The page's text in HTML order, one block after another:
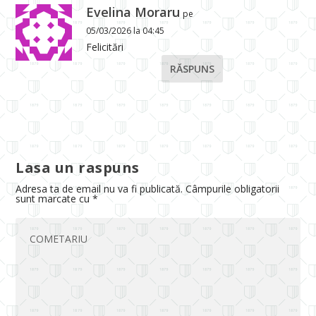
Evelina Moraru pe
05/03/2026 la 04:45
Felicitări
RĂSPUNS
Lasa un raspuns
Adresa ta de email nu va fi publicată. Câmpurile obligatorii
sunt marcate cu*